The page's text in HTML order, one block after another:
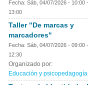
Fecha: Sáb, 04/07/2026 - 10:00-
13:00
Taller "De marcas y
marcadores"
Fecha: Sáb, 04/07/2026 - 09:00-
12:30
Organizado por:
Educación y psicopedagogía